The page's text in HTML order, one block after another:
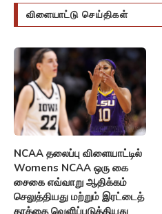
விளையாட்டு செய்திகள்
NCAA தலைப்பு விளையாட்டில்
Womens NCAA ஒரு கை
சைகை எவ்வாறு ஆதிக்கம்
செலுத்தியது மற்றும் இரட்டைத்